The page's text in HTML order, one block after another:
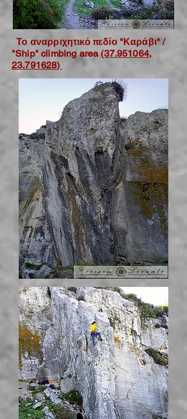
Το αναρριχητικό πεδίο "Καράβι" /
"Ship" climbing area (37.951064,
23.791628)